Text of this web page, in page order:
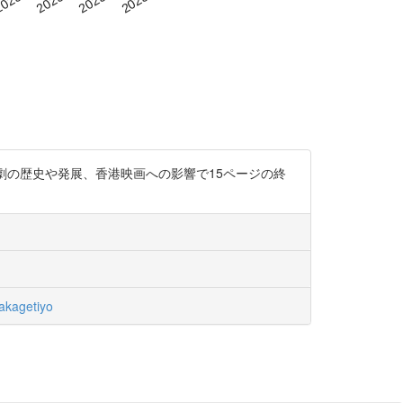
歴史や発展、香港映画への影響で15ページの終